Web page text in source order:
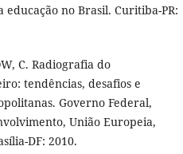
no Brasil. Curitiba-PR:
C. Radiografia do
tendências, desafios e
Governo Federal,
União Europeia,
DF: 2010.